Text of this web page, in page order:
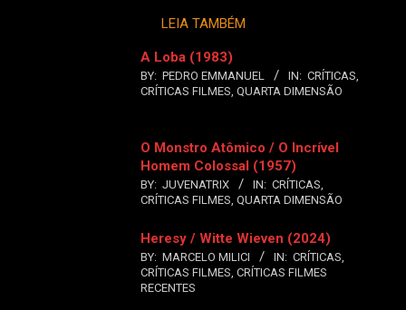
LEIA TAMBÉM
A Loba (1983)
BY: PEDRO EMMANUEL IN: CRÍTICAS,
CRÍTICAS FILMES, QUARTA DIMENSÃO
O Monstro Atômico / O Incrível
Homem Colossal (1957)
BY: JUVENATRIX IN: CRÍTICAS,
CRÍTICAS FILMES, QUARTA DIMENSÃO
Heresy / Witte Wieven (2024)
BY: MARCELO MILICI IN: CRÍTICAS,
CRÍTICAS FILMES, CRÍTICAS FILMES
RECENTES